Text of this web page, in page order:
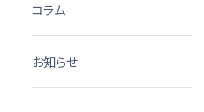
コラム
お知らせ